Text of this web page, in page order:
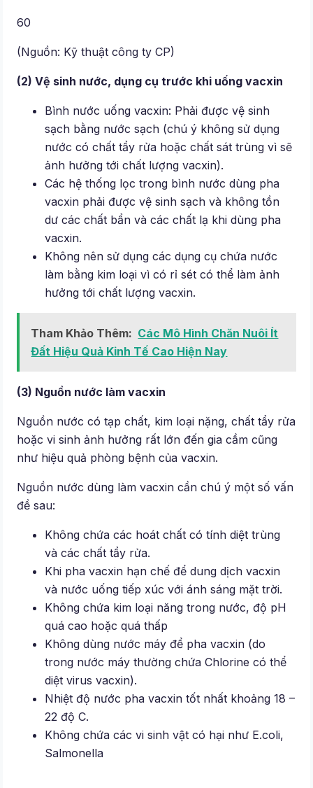
60
(Nguồn: Kỹ thuật công ty CP)
(2) Vệ sinh nước, dụng cụ trước khi uống vacxin
Bình nước uống vacxin: Phải được vệ sinh
sạch bằng nước sạch (chú ý không sử dụng
nước có chất tẩy rửa hoặc chất sát trùng vì sẽ
ảnh hưởng tới chất lượng vacxin).
Các hệ thống lọc trong bình nước dùng pha
vacxin phải được vệ sinh sạch và không tồn
dư các chất bẩn và các chất lạ khi dùng pha
vacxin.
Không nên sử dụng các dụng cụ chứa nước
làm bằng kim loại vì có rỉ sét có thể làm ảnh
hưởng tới chất lượng vacxin.
Tham Khảo Thêm: Các Mô Hình Chăn Nuôi Ít
Đất Hiệu Quả Kinh Tế Cao Hiện Nay
(3) Nguồn nước làm vacxin
Nguồn nước có tạp chất, kim loại nặng, chất tẩy rửa
hoặc vi sinh ảnh hưởng rất lớn đến gia cầm cũng
như hiệu quả phòng bệnh của vacxin.
Nguồn nước dùng làm vacxin cần chú ý một số vấn
đề sau:
Không chứa các hoát chất có tính diệt trùng
và các chất tẩy rửa.
Khi pha vacxin hạn chế để dung dịch vacxin
và nước uống tiếp xúc với ánh sáng mặt trời.
Không chứa kim loại năng trong nước, độ pH
quá cao hoặc quá thấp
Không dùng nước máy để pha vacxin (do
trong nước máy thường chứa Chlorine có thể
diệt virus vacxin).
Nhiệt độ nước pha vacxin tốt nhất khoảng 18 –
22 độ C.
Không chứa các vi sinh vật có hại như E.coli,
Salmonella